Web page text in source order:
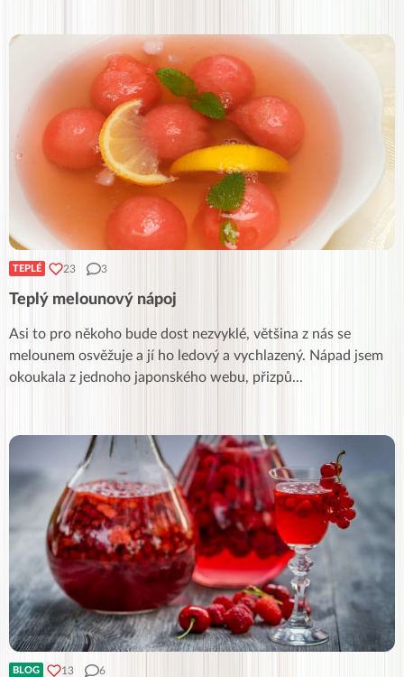
TEPLÉ 23 3
Teplý melounový nápoj
Asi to pro někoho bude dost nezvyklé, většina z nás se
melounem osvěžuje a jí ho ledový a vychlazený. Nápad jsem
okoukala z jednoho japonského webu, přizpů...
BLOG 13 6